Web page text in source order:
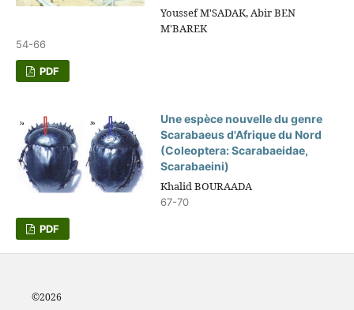
Youssef M'SADAK, Abir BEN
M'BAREK
54-66
PDF
Une espèce nouvelle du genre
Scarabaeus d'Afrique du Nord
(Coleoptera: Scarabaeidae,
Scarabaeini)
Khalid BOURAADA
67-70
PDF
©2026